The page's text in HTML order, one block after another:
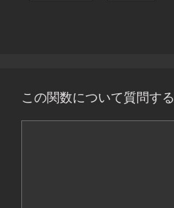
この関数について質問する